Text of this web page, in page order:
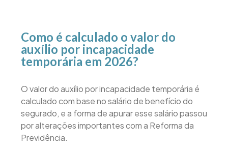
Como é calculado o valor do
auxílio por incapacidade
temporária em 2026?
O valor do auxílio por incapacidade temporária é
calculado com base no salário de benefício do
segurado, e a forma de apurar esse salário passou
por alterações importantes com a Reforma da
Previdência.